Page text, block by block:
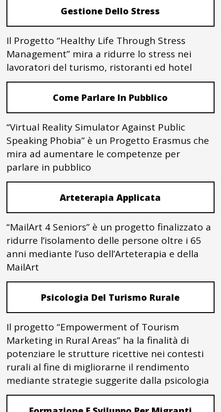
Gestione Dello Stress
Il Progetto “Healthy Life Through Stress
Management” mira a ridurre lo stress nei
lavoratori del turismo, ristoranti ed hotel
Come Parlare In Pubblico
“Virtual Reality Simulator Against Public
Speaking Phobia” è un Progetto Erasmus che
mira ad aumentare le competenze per
parlare in pubblico
Arteterapia Applicata
“MailArt 4 Seniors” è un progetto finalizzato a
ridurre l’isolamento delle persone oltre i 65
anni mediante l’uso dell’Arteterapia e della
MailArt
Psicologia Del Turismo Rurale
Il progetto “Empowerment of Tourism
Marketing in Rural Areas” ha la finalità di
potenziare le strutture ricettive nei contesti
rurali al fine di migliorarne il rendimento
mediante strategie suggerite dalla psicologia